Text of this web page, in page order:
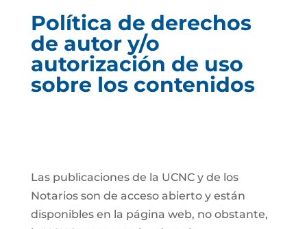
Política de derechos
de autor y/o
autorización de uso
sobre los contenidos
Las publicaciones de la UCNC y de los
Notarios son de acceso abierto y están
disponibles en la página web, no obstante,